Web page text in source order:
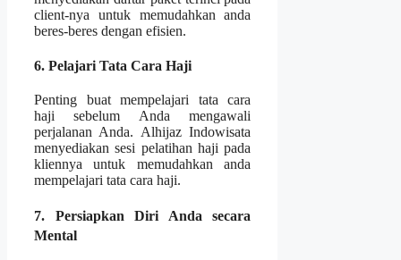
client-nya untuk memudahkan anda
beres-beres dengan efisien.
6. Pelajari Tata Cara Haji
Penting buat mempelajari tata cara
haji sebelum Anda mengawali
perjalanan Anda. Alhijaz Indowisata
menyediakan sesi pelatihan haji pada
kliennya untuk memudahkan anda
mempelajari tata cara haji.
7. Persiapkan Diri Anda secara
Mental